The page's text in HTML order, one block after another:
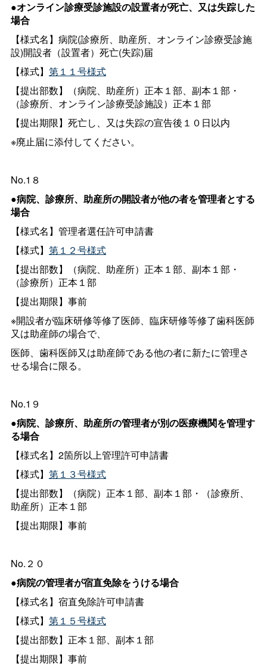
●オンライン診療受診施設の設置者が死亡、又は失踪した
場合
【様式名】病院(診療所、助産所、オンライン診療受診施
設)開設者（設置者）死亡(失踪)届
【様式】 第１１号様式
【提出部数】（病院、助産所）正本１部、副本１部・
（診療所、オンライン診療受診施設）正本１部
【提出期限】死亡し、又は失踪の宣告後１０日以内
※廃止届に添付してください。
No.1８
●病院、診療所、助産所の開設者が他の者を管理者とする
場合
【様式名】管理者選任許可申請書
【様式】 第１２号様式
【提出部数】（病院、助産所）正本１部、副本１部・
（診療所）正本１部
【提出期限】事前
※開設者が臨床研修等修了医師、臨床研修等修了歯科医師
又は助産師の場合で、
医師、歯科医師又は助産師である他の者に新たに管理さ
せる場合に限る。
No.1９
●病院、診療所、助産所の管理者が別の医療機関を管理す
る場合
【様式名】2箇所以上管理許可申請書
【様式】 第１３号様式
【提出部数】（病院）正本１部、副本１部・（診療所、
助産所）正本１部
【提出期限】事前
No.２０
●病院の管理者が宿直免除をうける場合
【様式名】宿直免除許可申請書
【様式】 第１５号様式
【提出部数】正本１部、副本１部
【提出期限】事前